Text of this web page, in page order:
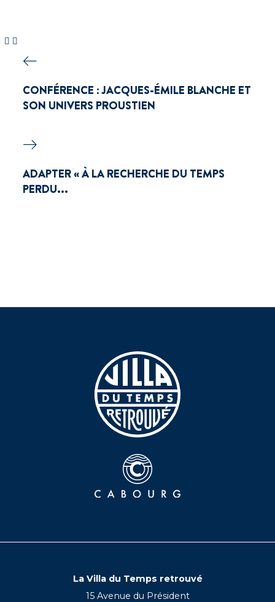
CONFÉRENCE : JACQUES-ÉMILE BLANCHE ET
SON UNIVERS PROUSTIEN
ADAPTER « À LA RECHERCHE DU TEMPS
PERDU...
La Villa du Temps retrouvé
15 Avenue du Président